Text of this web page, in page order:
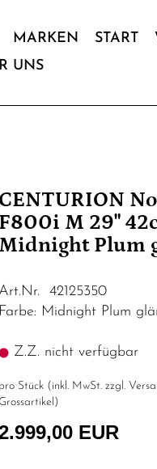
MARKEN START
UNS
CENTURION
F800i M 29"
Midnight Plum
Art.Nr. 42125350
Farbe: Midnight Plum
Z.Z. nicht verfügbar
pro Stück (inkl. MwSt. zzgl.
Grossartikel )
EUR